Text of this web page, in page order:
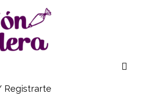
Registrarte